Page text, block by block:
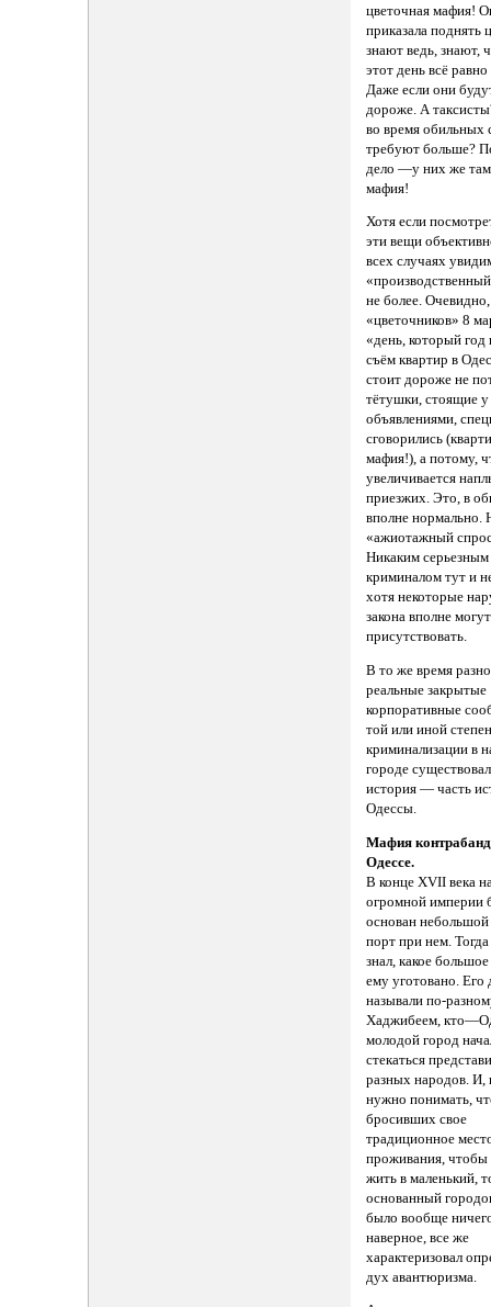
цветочная мафия!
приказала поднять
знают ведь, знают,
этот день всё равно
Даже если они
дороже. А
во время обильных
требуют больше?
дело —у них же там
мафия!
Хотя если
эти вещи
всех случаях
не более.
«цветочников» 8
«день, который год
съём квартир в
стоит дороже не
тётушки, стоящие у
объявлениями,
сговорились
мафия!), а потому,
увеличивается
приезжих. Это, в
вполне нормально.
«ажиотажный
Никаким серьезным
криминалом тут и
хотя некоторые
закона вполне
присутствовать.
В то же время
реальные закрытые
корпоративные
той или иной
криминализации в
городе
история — часть
Одессы.
Мафия
Одессе.
В конце XVII века
огромной империи
основан небольшой
порт при нем.
знал, какое
ему уготовано. Его
называли по-
Хаджибеем,
молодой город
стекаться
разных народов. И,
нужно понимать,
бросивших свое
традиционное
проживания, чтобы
жить в маленький,
основанный
было вообще
наверное, все же
характеризовал
дух авантюризма.